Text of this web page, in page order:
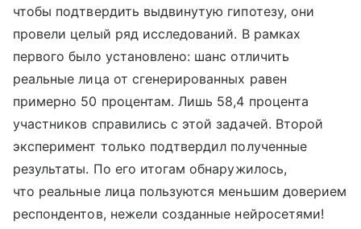
чтобы подтвердить выдвинутую гипотезу, они
провели целый ряд исследований. В рамках
первого было установлено: шанс отличить
реальные лица от сгенерированных равен
примерно 50 процентам. Лишь 58,4 процента
участников справились с этой задачей. Второй
эксперимент только подтвердил полученные
результаты. По его итогам обнаружилось,
что реальные лица пользуются меньшим доверием
респондентов, нежели созданные нейросетями!